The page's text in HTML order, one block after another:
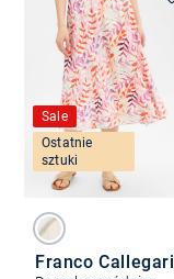
Sale
Ostatnie
sztuki
Franco Callegari